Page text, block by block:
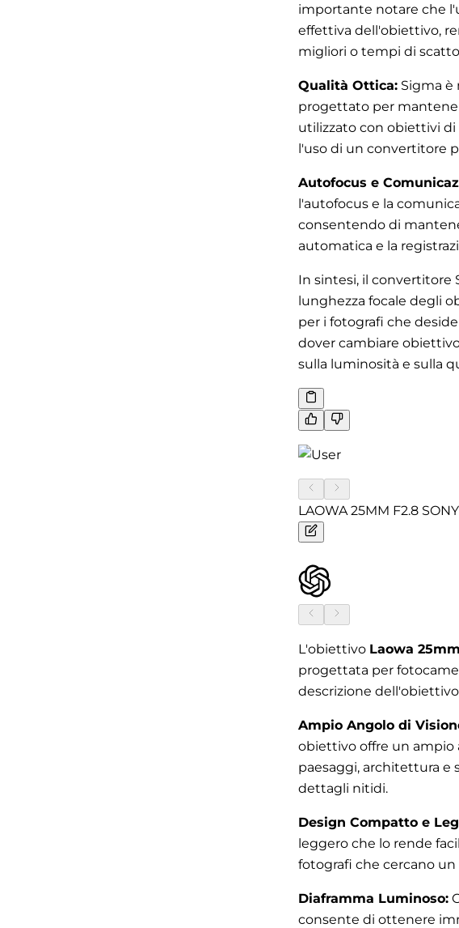
importante notare che
effettiva dell'obiettivo,
migliori o tempi di
Qualità Ottica:Sigma è
progettato per
utilizzato con obiettivi
l'uso di un convertitore
Autofocus e
l'autofocus e la
consentendo di
automatica e la
In sintesi, il convertitore
lunghezza focale degli
per i fotografi che
dover cambiare
sulla luminosità e sulla
LAOWA 25MM F2.8
L'obiettivo Laowa
progettata per
descrizione
Ampio Angolo di
obiettivo offre un ampio
paesaggi, architettura e
dettagli nitidi.
Design Compatto e
leggero che lo rende
fotografi che cercano
Diaframma Luminoso:
consente di ottenere